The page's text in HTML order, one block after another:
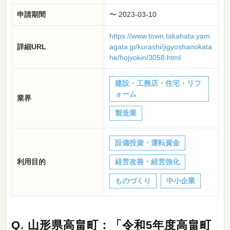
申請期間 〜 2023-03-10
詳細URL
https://www.town.takahata.yam
agata.jp/kurashi/jigyoshanokata
he/hojyokin/3058.html
業界
建設・工務店・住宅・リフ
ォーム
製造業
利用目的
設備投資・運転資金
経営改善・経営強化
ものづくり 中小企業
Q. 山形県高畠町：「令和5年度高畠町